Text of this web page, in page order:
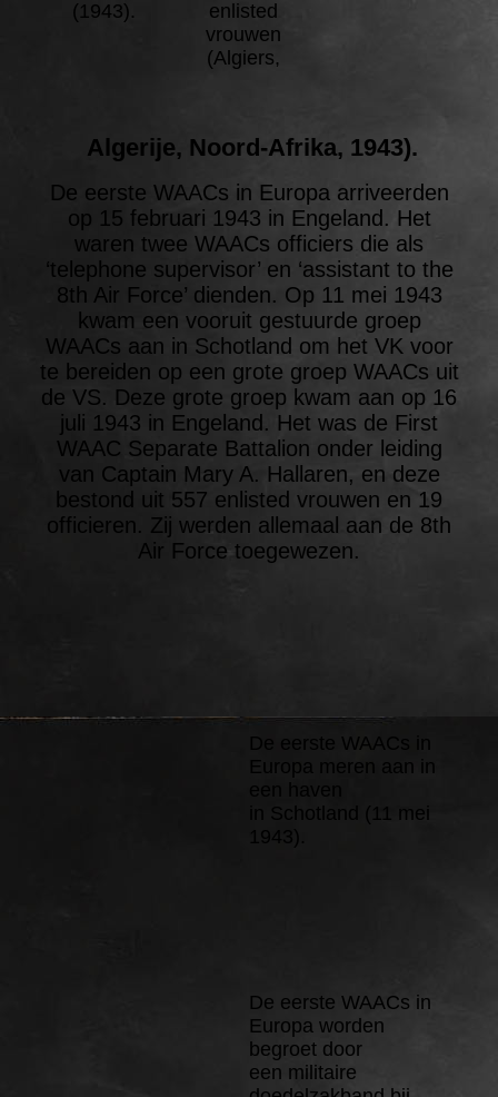
(1943).
enlisted
vrouwen
(Algiers,
Algerije, Noord-Afrika, 1943).
De eerste WAACs in Europa arriveerden
op 15 februari 1943 in Engeland. Het
waren twee WAACs officiers die als
‘telephone supervisor’ en ‘assistant to the
8th Air Force’ dienden. Op 11 mei 1943
kwam een vooruit gestuurde groep
WAACs aan in Schotland om het VK voor
te bereiden op een grote groep WAACs uit
de VS. Deze grote groep kwam aan op 16
juli 1943 in Engeland. Het was de First
WAAC Separate Battalion onder leiding
van Captain Mary A. Hallaren, en deze
bestond uit 557 enlisted vrouwen en 19
officieren. Zij werden allemaal aan de 8th
Air Force toegewezen.
De eerste WAACs in
Europa meren aan in
in Schotland (11 mei
De eerste WAACs in
Europa worden
begroet door
een militaire